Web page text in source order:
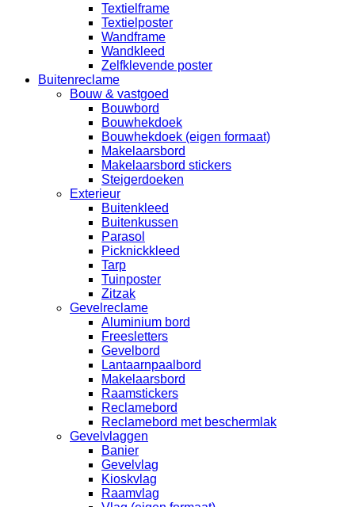
Textielframe
Textielposter
Wandframe
Wandkleed
Zelfklevende poster
Buitenreclame
Bouw & vastgoed
Bouwbord
Bouwhekdoek
Bouwhekdoek (eigen formaat)
Makelaarsbord
Makelaarsbord stickers
Steigerdoeken
Exterieur
Buitenkleed
Buitenkussen
Parasol
Picknickkleed
Tarp
Tuinposter
Zitzak
Gevelreclame
Aluminium bord
Freesletters
Gevelbord
Lantaarnpaalbord
Makelaarsbord
Raamstickers
Reclamebord
Reclamebord met beschermlak
Gevelvlaggen
Banier
Gevelvlag
Kioskvlag
Raamvlag